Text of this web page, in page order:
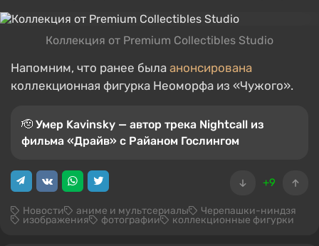
Коллекция от Premium Collectibles Studio
Напомним, что ранее была анонсирована
коллекционная фигурка Неоморфа из «Чужого».
🫡 Умер Kavinsky — автор трека Nightcall из
фильма «Драйв» с Райаном Гослингом
+9
Новости аниме и мультсериалы Черепашки-ниндзя
изображения фотографии коллекционные фигурки